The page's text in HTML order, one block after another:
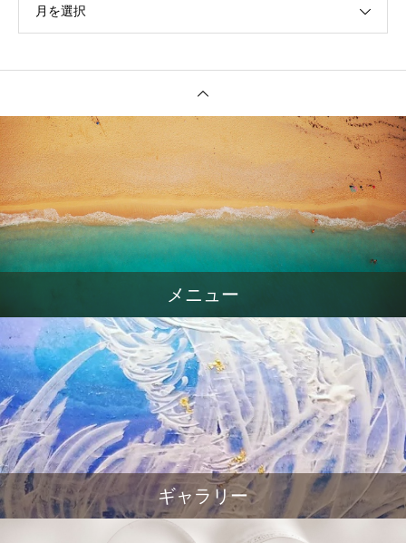
月を選択
メニュー
ギャラリー